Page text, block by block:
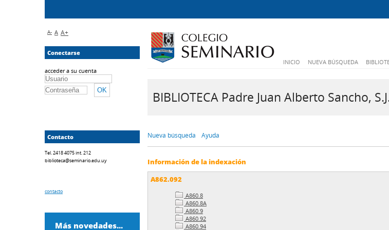
INICIO NUEVA BÚSQUEDA
BIBLIOTECA Padre Juan Alberto Sancho,
Nueva búsqueda Ayuda
Información de la indexación
A862.092
A860.8
A860.8A
A860.9
A860.92
A860.94
A- A A+
Conectarse
acceder a su cuenta
Contacto
Tel. 2418 4075 int. 212
biblioteca@seminario.edu.uy
contacto
Más novedades...